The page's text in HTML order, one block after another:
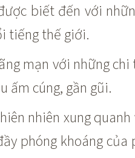
biết đến với
tiếng thế giới.
mạn với những
ấm cúng, gần gũi.
nhiên xung
phóng khoáng